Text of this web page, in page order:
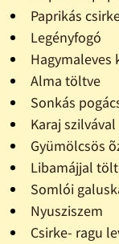
Paprikás
Legényfogó
Hagymaleves
Alma töltve
Sonkás
Karaj szilvával
Gyümölcsös
Libamájjal
Somlói
Nyusziszem
Csirke- ragu